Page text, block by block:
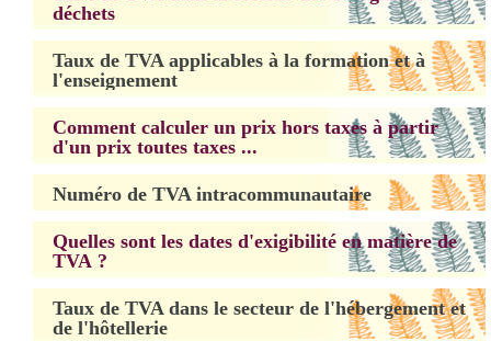
déchets
Taux de TVA applicables à la formation et à
l'enseignement
Comment calculer un prix hors taxes à partir
d'un prix toutes taxes ...
Numéro de TVA intracommunautaire
Quelles sont les dates d'exigibilité en matière de
TVA ?
Taux de TVA dans le secteur de l'hébergement et
de l'hôtellerie